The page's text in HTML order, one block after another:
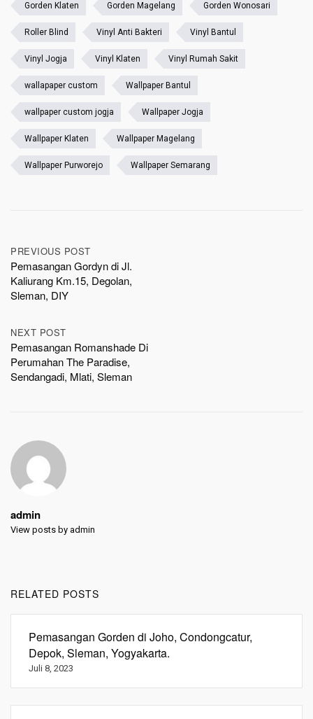
Gorden Klaten Gorden Magelang Gorden Wonosari
Roller Blind Vinyl Anti Bakteri Vinyl Bantul
Vinyl Jogja Vinyl Klaten Vinyl Rumah Sakit
wallapaper custom Wallpaper Bantul
wallpaper custom jogja Wallpaper Jogja
Wallpaper Klaten Wallpaper Magelang
Wallpaper Purworejo Wallpaper Semarang
Post
navigation
PREVIOUS POST
Pemasangan Gordyn di Jl.
Kaliurang Km.15, Degolan,
Sleman, DIY
NEXT POST
Pemasangan Romanshade Di
Perumahan The Paradise,
Sendangadi, Mlati, Sleman
admin
View posts by admin
RELATED POSTS
Pemasangan Gorden di Joho, Condongcatur,
Depok, Sleman, Yogyakarta.
Juli 8, 2023